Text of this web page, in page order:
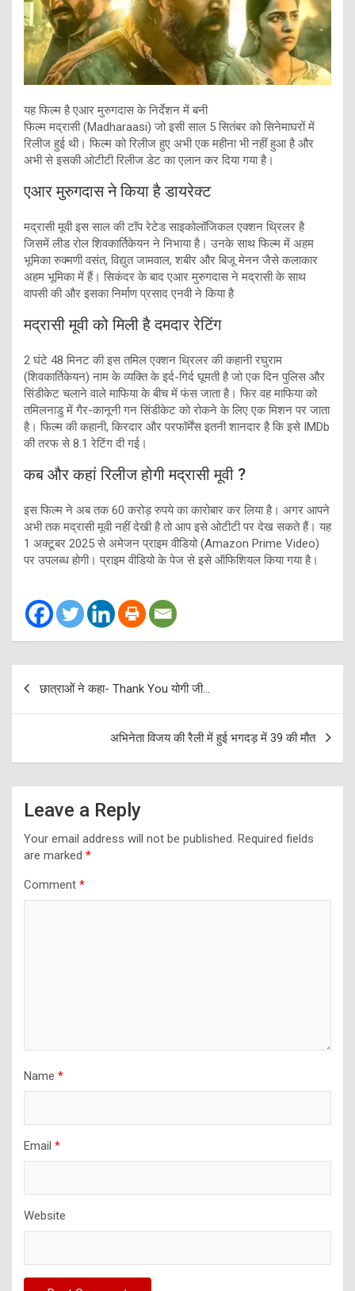
यह फिल्म है एआर मुरुगदास के निर्देशन में बनी
फिल्म मद्रासी (Madharaasi) जो इसी साल 5 सितंबर को सिनेमाघरों में
रिलीज हुई थी। फिल्म को रिलीज हुए अभी एक महीना भी नहीं हुआ है और
अभी से इसकी ओटीटी रिलीज डेट का एलान कर दिया गया है।
एआर मुरुगदास ने किया है डायरेक्ट
मद्रासी मूवी इस साल की टॉप रेटेड साइकोलॉजिकल एक्शन थ्रिलर है
जिसमें लीड रोल शिवकार्तिकेयन ने निभाया है। उनके साथ फिल्म में अहम
भूमिका रुक्मणी वसंत, विद्युत जामवाल, शबीर और बिजू मेनन जैसे कलाकार
अहम भूमिका में हैं। सिकंदर के बाद एआर मुरुगदास ने मद्रासी के साथ
वापसी की और इसका निर्माण प्रसाद एनवी ने किया है
मद्रासी मूवी को मिली है दमदार रेटिंग
2 घंटे 48 मिनट की इस तमिल एक्शन थ्रिलर की कहानी रघुराम
(शिवकार्तिकेयन) नाम के व्यक्ति के इर्द-गिर्द घूमती है जो एक दिन पुलिस और
सिंडीकेट चलाने वाले माफिया के बीच में फंस जाता है। फिर वह माफिया को
तमिलनाडु में गैर-कानूनी गन सिंडीकेट को रोकने के लिए एक मिशन पर जाता
है। फिल्म की कहानी, किरदार और परफॉर्मेंस इतनी शानदार है कि इसे IMDb
की तरफ से 8.1 रेटिंग दी गई।
कब और कहां रिलीज होगी मद्रासी मूवी ?
इस फिल्म ने अब तक 60 करोड़ रुपये का कारोबार कर लिया है। अगर आपने
अभी तक मद्रासी मूवी नहीं देखी है तो आप इसे ओटीटी पर देख सकते हैं। यह
1 अक्टूबर 2025 से अमेजन प्राइम वीडियो (Amazon Prime Video)
पर उपलब्ध होगी। प्राइम वीडियो के पेज से इसे ऑफिशियल किया गया है।
navigation
छात्राओं ने कहा- Thank You योगी जी…
अभिनेता विजय की रैली में हुई भगदड़ में 39 की मौत
Leave a Reply
Your email address will not be published. Required fields
are marked *
Comment *
Name *
Email *
Website